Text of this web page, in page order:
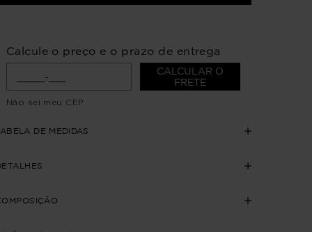
Calcule o preço e o prazo de entrega
CALCULAR O
FRETE
Não sei meu CEP
DE MEDIDAS